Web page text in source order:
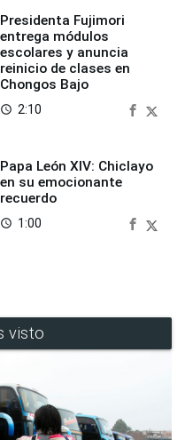
Presidenta Fujimori
entrega módulos
escolares y anuncia
reinicio de clases en
Chongos Bajo
access_time 2:10
Papa León XIV: Chiclayo
en su emocionante
recuerdo
access_time 1:00
visto